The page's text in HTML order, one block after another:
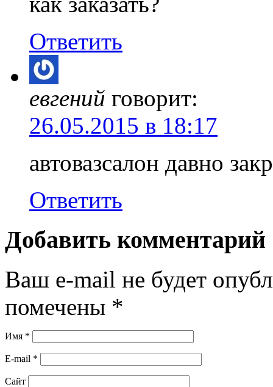
Ответить
евгений говорит:
26.05.2015 в 18:17
автовазсалон давно
Ответить
Добавить комментарий
Ваш e-mail не будет
помечены *
Имя *
E-mail *
Сайт